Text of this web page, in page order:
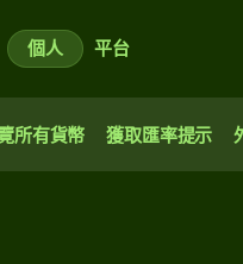
個人 平台
所有貨幣 獲取匯率提示